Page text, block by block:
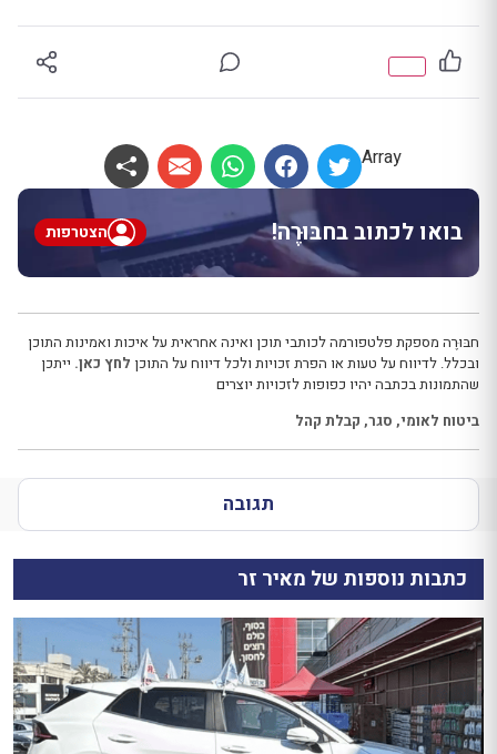
Array
בואו לכתוב בחבּוּרֶה! הצטרפות
חבּוּרֶה מספקת פלטפורמה לכותבי תוכן ואינה אחראית על איכות ואמינות התוכן
ובכלל. לדיווח על טעות או הפרת זכויות ולכל דיווח על התוכן לחץ כאן. ייתכן
שהתמונות בכתבה יהיו כפופות לזכויות יוצרים
ביטוח לאומי, סגר, קבלת קהל
תגובה
כתבות נוספות של מאיר זר